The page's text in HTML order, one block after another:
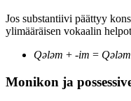
Jos substantiivi päättyy
ylimääräisen vokaalin
Qələm + -im =
Monikon ja